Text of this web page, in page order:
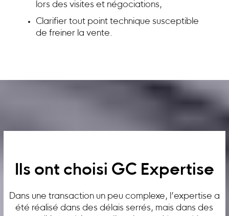
lors des visites et négociations,
Clarifier tout point technique susceptible
de freiner la vente.
Ils ont choisi GC Expertise
Dans une transaction un peu complexe, l’expertise a
été réalisé dans des délais serrés, mais dans des